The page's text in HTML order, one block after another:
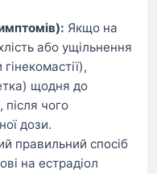
Якщо на
або ущільнення
щодня до
чого
дози.
правильний спосіб
на естрадіол